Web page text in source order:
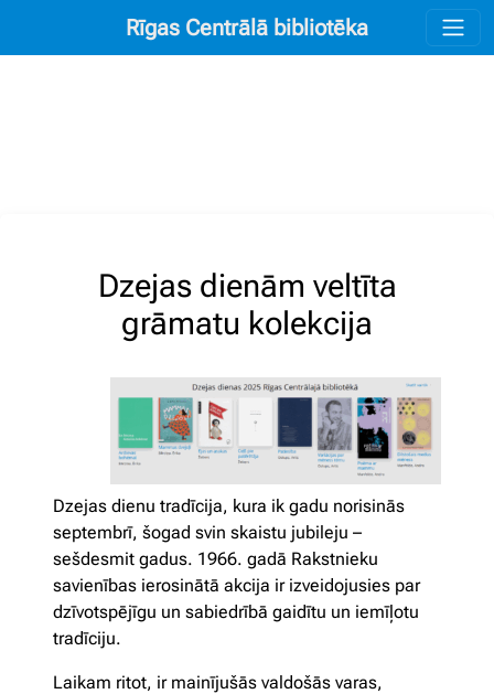
Rīgas Centrālā bibliotēka
Dzejas dienām veltīta
grāmatu kolekcija
Dzejas dienu tradīcija, kura ik gadu norisinās
septembrī, šogad svin skaistu jubileju –
sešdesmit gadus. 1966. gadā Rakstnieku
savienības ierosinātā akcija ir izveidojusies par
dzīvotspējīgu un sabiedrībā gaidītu un iemīļotu
tradīciju.
Laikam ritot, ir mainījušās valdošās varas,